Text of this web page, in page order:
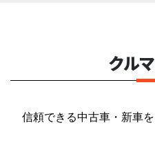
クル
信頼できる中古車・新車